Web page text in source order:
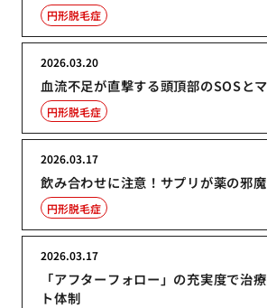
円形脱毛症
血流不足が直撃する頭頂部のSOSと
2026.03.20
円形脱毛症
飲み合わせに注意！サプリが薬の邪
2026.03.17
円形脱毛症
「アフターフォロー」の充実度で治
ト体制
2026.03.17